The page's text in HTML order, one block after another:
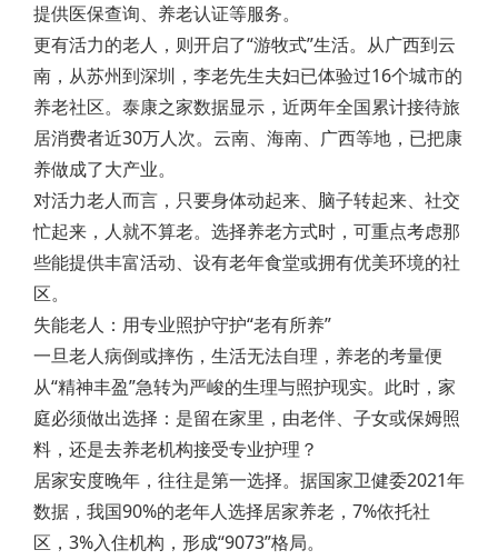
提供医保查询、养老认证等服务。
更有活力的老人，则开启了“游牧式”生活。从广西到云
南，从苏州到深圳，李老先生夫妇已体验过16个城市的
养老社区。泰康之家数据显示，近两年全国累计接待旅
居消费者近30万人次。云南、海南、广西等地，已把康
养做成了大产业。
对活力老人而言，只要身体动起来、脑子转起来、社交
忙起来，人就不算老。选择养老方式时，可重点考虑那
些能提供丰富活动、设有老年食堂或拥有优美环境的社
区。
失能老人：用专业照护守护“老有所养”
一旦老人病倒或摔伤，生活无法自理，养老的考量便
从“精神丰盈”急转为严峻的生理与照护现实。此时，家
庭必须做出选择：是留在家里，由老伴、子女或保姆照
料，还是去养老机构接受专业护理？
居家安度晚年，往往是第一选择。据国家卫健委2021年
数据，我国90%的老年人选择居家养老，7%依托社
区，3%入住机构，形成“9073”格局。